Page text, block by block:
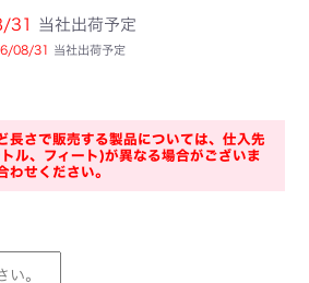
31 当社出荷予定
08/31 当社出荷予定
長さで販売する製品については、仕入先
ル、フィート)が異なる場合がございま
わせください。